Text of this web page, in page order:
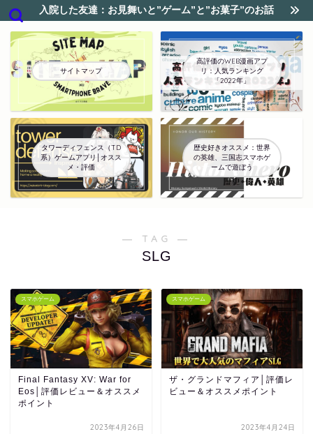
入院した友達：お見舞いと”ゲーム”と”お菓子”のお話
サイトマップ
高評価のWEB漫画アプ
リ：人気ランキング
「2022年」
タワーディフェンス（TD
系）ゲームアプリ│オスス
メ・評価
歴史好きオススメ：世界
の英雄、三国志スマホゲ
ームで遊ぼう
― TAG ―
SLG
スマホゲーム
Final Fantasy XV: War for
Eos│評価レビュー＆オススメ
ポイント
2023年4月26日
スマホゲーム
ザ・グランドマフィア│評価レ
ビュー＆オススメポイント
2023年4月24日